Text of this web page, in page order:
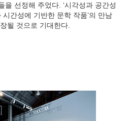
을 선정해 주었다. ‘시각성과 공간성
시간성에 기반한 문학 작품’의 만남
될 것으로 기대한다.